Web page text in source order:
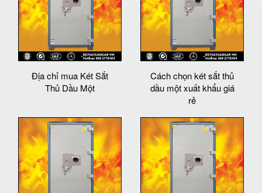
Địa chỉ mua Két Sắt
Thủ Dầu Một
Cách chọn két sắt thủ
dầu một xuất khẩu giá
rẻ